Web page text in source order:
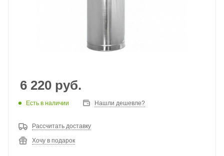
6 220 руб.
Есть в наличии Нашли дешевле?
Рассчитать доставку
Хочу в подарок